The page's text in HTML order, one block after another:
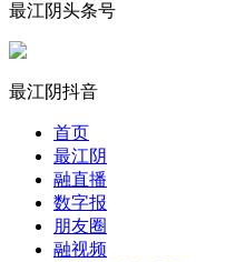
最江阴头条号
最江阴抖音
首页
最江阴
融直播
数字报
朋友圈
融视频